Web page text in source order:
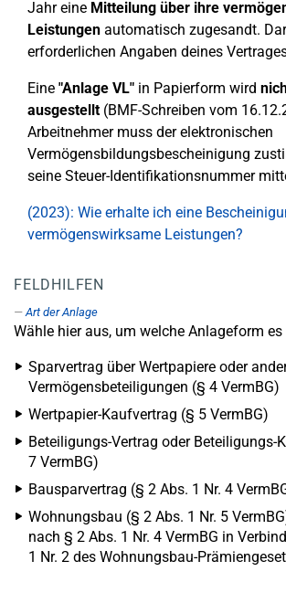
Jahr eine Mitteilung über ihre
Leistungen automatisch zugesandt.
erforderlichen Angaben deines
Eine "Anlage VL" in Papierform wird
ausgestellt(BMF-Schreiben vom
Arbeitnehmer muss der elektronischen
Vermögensbildungsbescheinigung
seine Steuer-Identifikationsnummer
(2023): Wie erhalte ich eine
vermögenswirksame Leistungen?
FELDHILFEN
Art der Anlage
Wähle hier aus, um welche Anlageform
Sparvertrag über Wertpapiere oder
Vermögensbeteiligungen (§ 4 VermBG)
Wertpapier-Kaufvertrag (§ 5 VermBG)
Beteiligungs-Vertrag oder Beteiligungs-
7 VermBG)
Bausparvertrag (§ 2 Abs. 1 Nr. 4
Wohnungsbau (§ 2 Abs. 1 Nr. 5
nach § 2 Abs. 1 Nr. 4 VermBG in
1 Nr. 2 des Wohnungsbau-